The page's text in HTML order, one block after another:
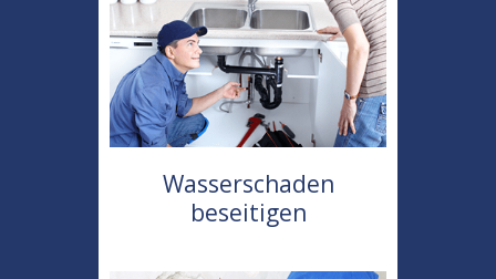
Wasserschaden
beseitigen